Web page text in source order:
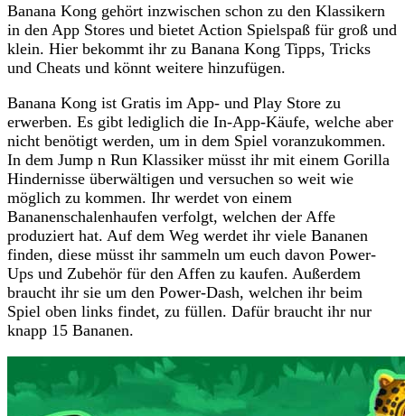
Banana Kong gehört inzwischen schon zu den Klassikern
in den App Stores und bietet Action Spielspaß für groß und
klein. Hier bekommt ihr zu Banana Kong Tipps, Tricks
und Cheats und könnt weitere hinzufügen.
Banana Kong ist Gratis im App- und Play Store zu
erwerben. Es gibt lediglich die In-App-Käufe, welche aber
nicht benötigt werden, um in dem Spiel voranzukommen.
In dem Jump n Run Klassiker müsst ihr mit einem Gorilla
Hindernisse überwältigen und versuchen so weit wie
möglich zu kommen. Ihr werdet von einem
Bananenschalenhaufen verfolgt, welchen der Affe
produziert hat. Auf dem Weg werdet ihr viele Bananen
finden, diese müsst ihr sammeln um euch davon Power-
Ups und Zubehör für den Affen zu kaufen. Außerdem
braucht ihr sie um den Power-Dash, welchen ihr beim
Spiel oben links findet, zu füllen. Dafür braucht ihr nur
knapp 15 Bananen.